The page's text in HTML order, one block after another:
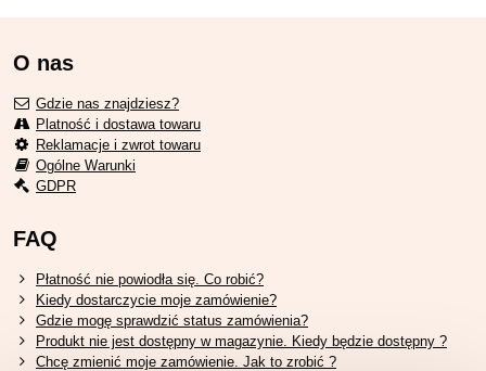
O nas
Gdzie nas znajdziesz?
Platność i dostawa towaru
Reklamacje i zwrot towaru
Ogólne Warunki
GDPR
FAQ
Płatność nie powiodła się. Co robić?
Kiedy dostarczycie moje zamówienie?
Gdzie mogę sprawdzić status zamówienia?
Produkt nie jest dostępny w magazynie. Kiedy będzie dostępny ?
Chcę zmienić moje zamówienie. Jak to zrobić ?